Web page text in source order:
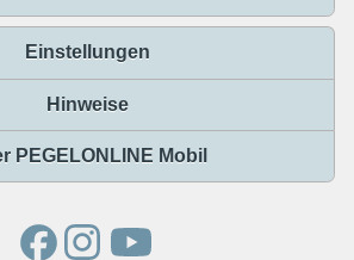
Einstellungen
Hinweise
PEGELONLINE Mobil